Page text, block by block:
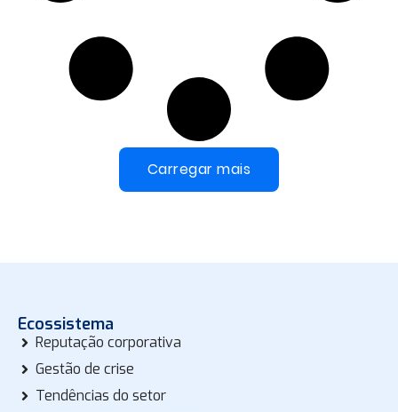
Carregar mais
Ecossistema
Reputação corporativa
Gestão de crise
Tendências do setor